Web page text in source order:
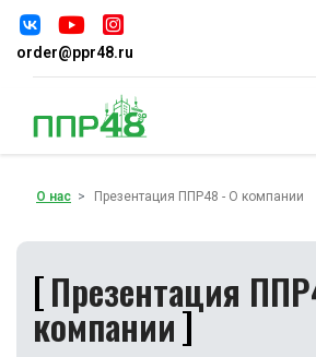
order@ppr48.ru
О нас Презентация ППР48 - О компании
Презентация
компании